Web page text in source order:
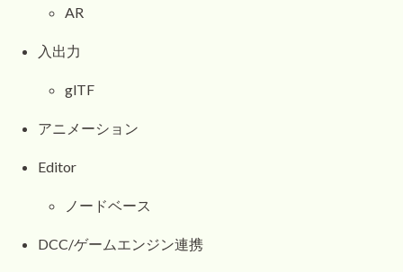
AR
入出力
glTF
アニメーション
Editor
ノードベース
DCC/ゲームエンジン連携